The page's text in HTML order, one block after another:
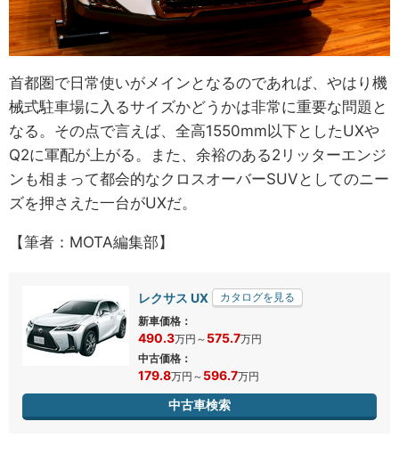
首都圏で日常使いがメインとなるのであれば、やはり機
械式駐車場に入るサイズかどうかは非常に重要な問題と
なる。その点で言えば、全高1550mm以下としたUXや
Q2に軍配が上がる。また、余裕のある2リッターエンジ
ンも相まって都会的なクロスオーバーSUVとしてのニー
ズを押さえた一台がUXだ。
【筆者：MOTA編集部】
レクサス UX
カタログを見る
新車価格：
490.3万円 ～ 575.7万円
中古価格：
179.8万円 ～ 596.7万円
中古車検索